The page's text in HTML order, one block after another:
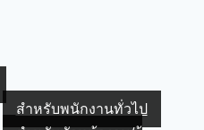
สำหรับพนักงานทั่วไป